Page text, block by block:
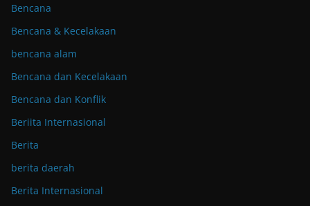
Bencana
Bencana & Kecelakaan
bencana alam
Bencana dan Kecelakaan
Bencana dan Konflik
Beriita Internasional
Berita
berita daerah
Berita Internasional